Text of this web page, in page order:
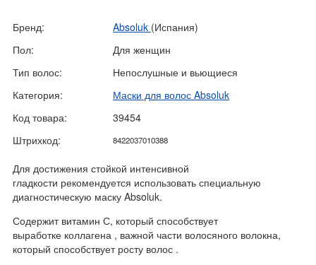
Бренд: Absoluk (Испания)
Пол:
Для женщин
Тип волос:
Непослушные и вьющиеся
Категория:
Маски для волос Absoluk
Код товара:
39454
Штрихкод:
8422037010388
Для достижения стойкой интенсивной
гладкости рекомендуется использовать специальную
диагностическую маску Absoluk.
Содержит витамин С, который способствует
выработке коллагена , важной части волосяного волокна,
который способствует росту волос .